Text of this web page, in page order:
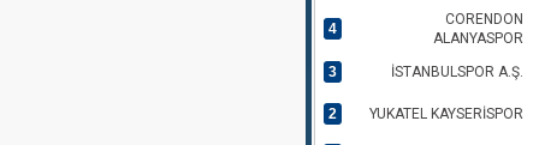
4
CORENDON
ALANYASPOR
3 İSTANBULSPOR A.Ş.
2 YUKATEL KAYSERİSPOR